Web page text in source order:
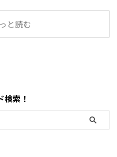
営業時間変更や混雑状況には
いつも気を遣います。特に
舗で、ATMの設置状況や使い方
も一般のスーパーとは少し違
結論・コストコ店舗内にATMが
ある場合もあるが「必ずある
わけではない」・基本はキャ
ッシュレス（クレジットカー
と読む
索！